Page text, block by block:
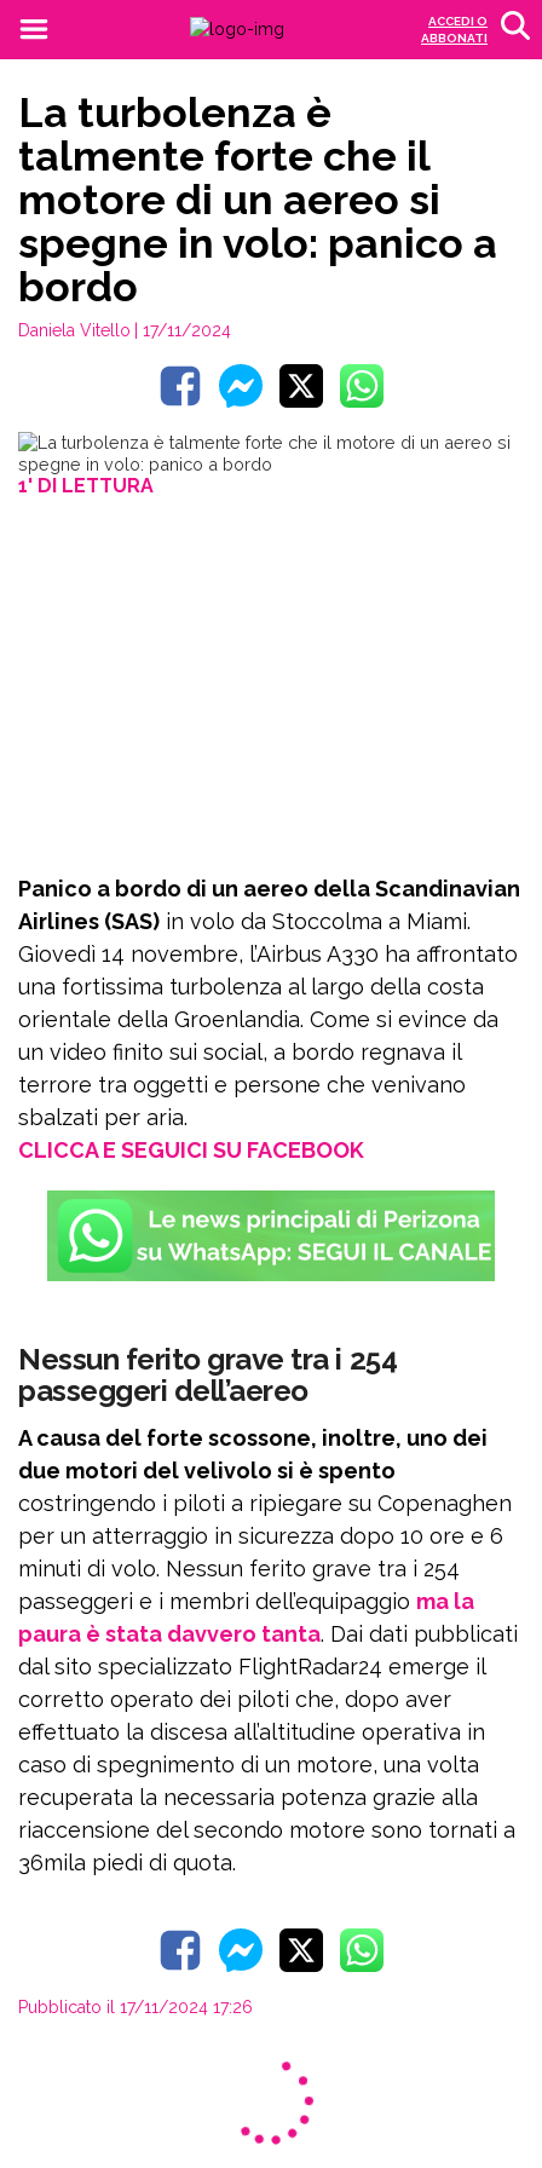
ACCEDI O
ABBONATI
La turbolenza è
talmente forte che il
motore di un aereo si
spegne in volo: panico a
bordo
Daniela Vitello | 17/11/2024
1' DI LETTURA
Panico a bordo di un aereo della Scandinavian
Airlines (SAS) in volo da Stoccolma a Miami.
Giovedì 14 novembre, l’Airbus A330 ha affrontato
una fortissima turbolenza al largo della costa
orientale della Groenlandia. Come si evince da
un video finito sui social, a bordo regnava il
terrore tra oggetti e persone che venivano
sbalzati per aria.
CLICCA E SEGUICI SU FACEBOOK
Nessun ferito grave tra i 254
passeggeri dell’aereo
A causa del forte scossone, inoltre, uno dei
due motori del velivolo si è spento
costringendo i piloti a ripiegare su Copenaghen
per un atterraggio in sicurezza dopo 10 ore e 6
minuti di volo. Nessun ferito grave tra i 254
passeggeri e i membri dell’equipaggio ma la
paura è stata davvero tanta. Dai dati pubblicati
dal sito specializzato FlightRadar24 emerge il
corretto operato dei piloti che, dopo aver
effettuato la discesa all’altitudine operativa in
caso di spegnimento di un motore, una volta
recuperata la necessaria potenza grazie alla
riaccensione del secondo motore sono tornati a
36mila piedi di quota.
Pubblicato il 17/11/2024 17:26